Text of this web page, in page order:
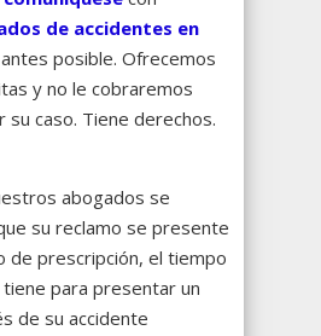
de accidentes en
posible. Ofrecemos
y no le cobraremos
su caso. Tiene derechos.
abogados se
su reclamo se presente
de prescripción, el tiempo
para presentar un
de su accidente